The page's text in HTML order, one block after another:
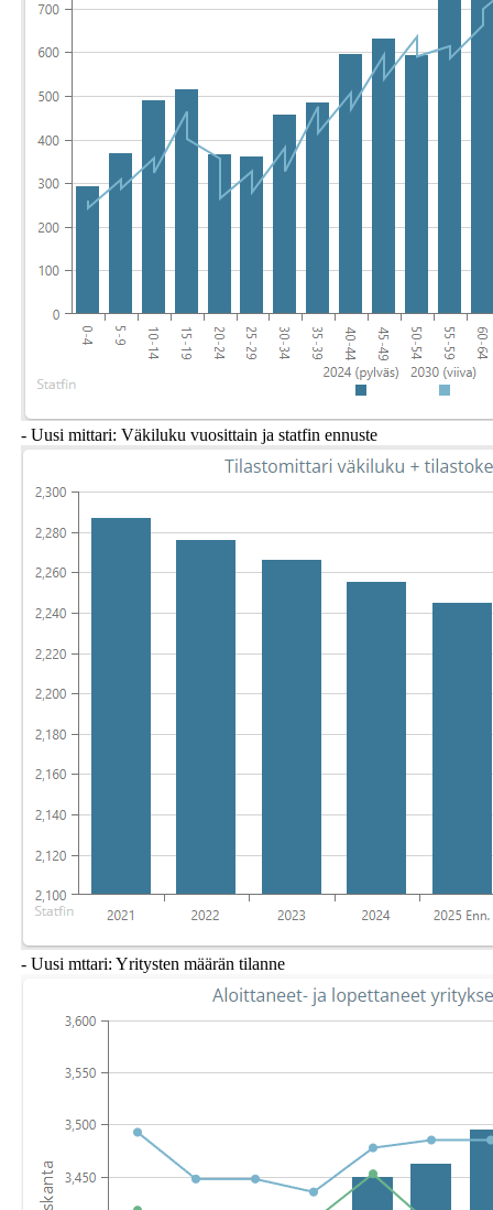
- Uusi mittari: Väkiluku vuosittain ja statfin ennuste
- Uusi mttari: Yritysten määrän tilanne